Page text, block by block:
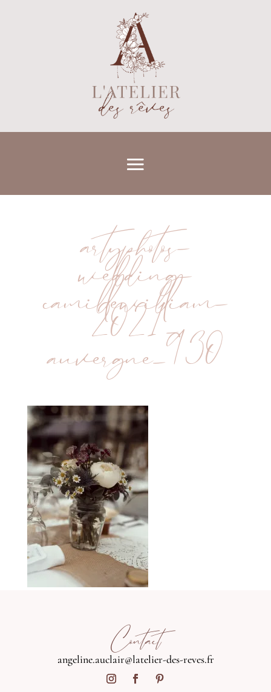
artyphotos-
wedding-
camillewilliam-
2021-
auvergne_930
Contact
angeline.auclair@latelier-des-reves.fr